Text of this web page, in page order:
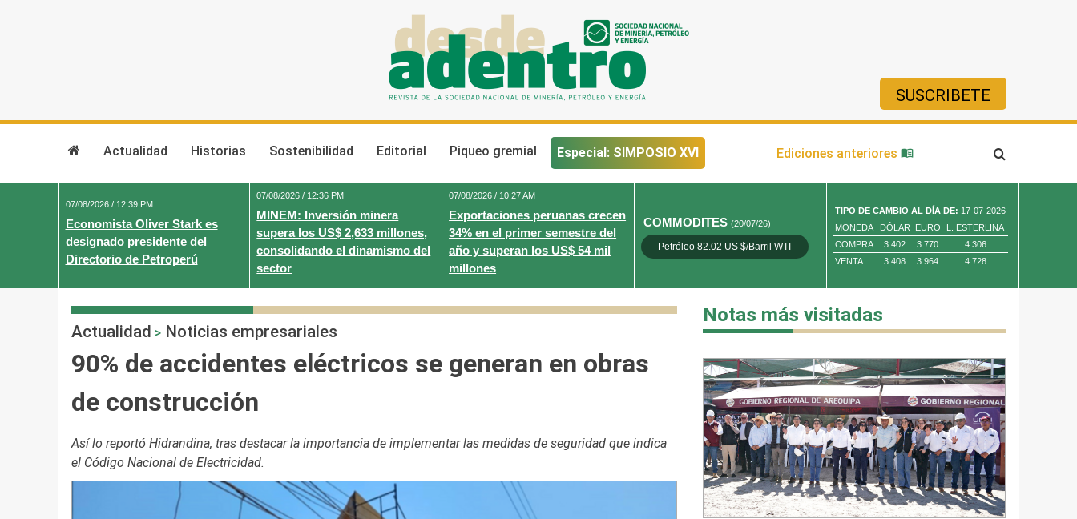
SUSCRIBETE
Actualidad Historias Sostenibilidad Editorial Piqueo gremial Especial: SIMPOSIO XVI Ediciones anteriores
07/08/2026 / 12:39 PM
Economista Oliver Stark es
designado presidente del
Directorio de Petroperú
07/08/2026 / 12:36 PM
MINEM: Inversión minera
supera los US$ 2,633 millones,
consolidando el dinamismo del
sector
07/08/2026 / 10:27 AM
Exportaciones peruanas crecen
34% en el primer semestre del
año y superan los US$ 54 mil
millones
COMMODITES(20/07/26)
Petróleo 82.02 US $/Barril WTI Oro 4,010.80 US $/ Oz. Tr.
TIPO DE CAMBIO AL DÍA DE: 17-07-2026
MONEDA
DÓLAR EURO
L. ESTERLINA
COMPRA
3.402 3.770
4.306
VENTA
3.408 3.964 4.728
Actualidad > Noticias empresariales
90% de accidentes eléctricos se generan en obras
de construcción
Así lo reportó Hidrandina, tras destacar la importancia de implementar las medidas de seguridad que indica
el Código Nacional de Electricidad.
Notas más visitadas